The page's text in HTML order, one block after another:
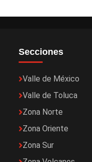
Secciones
Valle de México
Valle de Toluca
Zona Norte
Zona Oriente
Zona Sur